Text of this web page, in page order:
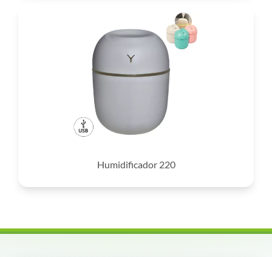
Humidificador 220